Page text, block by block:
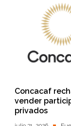
Concacaf
vender
privados